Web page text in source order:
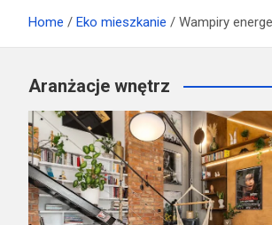
Home Eko mieszkanie Wampiry
Aranżacje wnętrz